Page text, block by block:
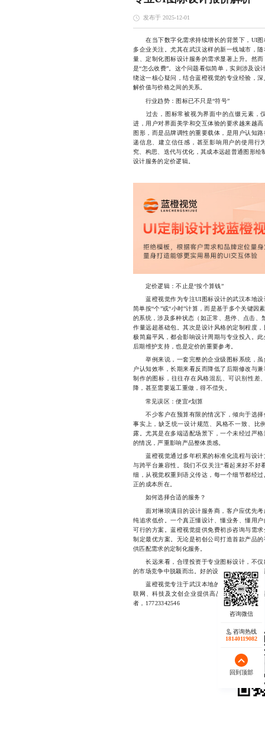
发布于 2025-12-01
在当下数字化需求持续增长的背景下，UI图
多企业关注。尤其在武汉这样的新一线城市，
量、定制化图标设计服务的需求显著上升。然
是“怎么收费”。这个问题看似简单，实则涉及
绕这一核心疑问，结合蓝橙视觉的专业经验，
解价值与价格之间的关系。
行业趋势：图标已不只是“符号”
过去，图标常被视为界面中的点缀元素，
进，用户对界面美学和交互体验的要求越来越
图形，而是品牌调性的重要载体，是用户认知
递信息、建立信任感，甚至影响用户的使用行
究、构思、迭代与优化，其成本远超普通图形绘
设计服务的定价逻辑。
定价逻辑：不止是“按个算钱”
蓝橙视觉作为专注UI图标设计的武汉本地设
简单按“个”或“小时”计算，而是基于多个关键
的系统，涉及多种状态（如正常、悬停、点击、
作量远超基础包。其次是设计风格的定制程度
极简扁平风，都会影响设计周期与专业投入。
后期维护支持，也是定价的重要参考。
举例来说，一套完整的企业级图标系统，虽
户认知效率，长期来看反而降低了后期修改与
制作的图标，往往存在风格混乱、可识别性差
降，甚至需要返工重做，得不偿失。
常见误区：便宜≠划算
不少客户在预算有限的情况下，倾向于选择
事实上，缺乏统一设计规范、风格不一致、比
露。尤其是在多端适配场景下，一个未经过严
的情况，严重影响产品整体质感。
蓝橙视觉通过多年积累的标准化流程与设计
与跨平台兼容性。我们不仅关注“看起来好不好
细，从视觉权重到语义传达，每一个细节都经
正的成本所在。
如何选择合适的服务？
面对琳琅满目的设计服务商，客户应优先考
纯追求低价。一个真正懂设计、懂业务、懂用
可行的方案。蓝橙视觉提供免费初步咨询与需
制定最优方案。无论是初创公司打造首款产品
供匹配需求的定制化服务。
长远来看，合理投资于专业图标设计，不仅
的市场竞争中脱颖而出。好的设计不是负担，而
蓝橙视觉专注于武汉本地的UI图标设计服务
联网、科技及文创企业提供高品质图标解决方
者，17723342546
咨询热线
18140119082
回到顶部